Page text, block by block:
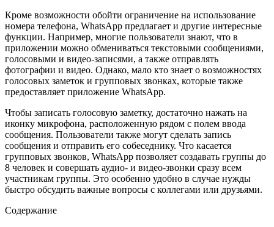
Кроме возможности обойти ограничение на использование
номера телефона, WhatsApp предлагает и другие интересные
функции. Например, многие пользователи знают, что в
приложении можно обмениваться текстовыми сообщениями,
голосовыми и видео-записями, а также отправлять
фотографии и видео. Однако, мало кто знает о возможностях
голосовых заметок и групповых звонках, которые также
предоставляет приложение WhatsApp.
Чтобы записать голосовую заметку, достаточно нажать на
иконку микрофона, расположенную рядом с полем ввода
сообщения. Пользователи также могут сделать запись
сообщения и отправить его собеседнику. Что касается
групповых звонков, WhatsApp позволяет создавать группы до
8 человек и совершать аудио- и видео-звонки сразу всем
участникам группы. Это особенно удобно в случае нужды
быстро обсудить важные вопросы с коллегами или друзьями.
Содержание